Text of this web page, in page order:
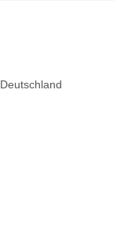
Deutschland